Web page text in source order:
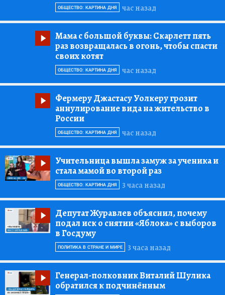
час назад
ОБЩЕСТВО: КАРТИНА ДНЯ
Мама с большой буквы:Скарлетт пять
раз возвращалась в огонь, чтобы спасти
своих котят
час назад
ОБЩЕСТВО: КАРТИНА ДНЯ
Фермеру Джастасу Уолкеру грозит
аннулирование вида на жительство в
России
час назад
ОБЩЕСТВО: КАРТИНА ДНЯ
Учительница вышла замуж за ученика и
стала мамой во второй раз
3 часа назад
ОБЩЕСТВО: КАРТИНА ДНЯ
Депутат Журавлев объяснил, почему
подал иск о снятии «Яблока» с выборов
в Госдуму
3 часа назад
ПОЛИТИКА В СТРАНЕ И МИРЕ
Генерал-полковник Виталий Шулика
обратился к подчинённым